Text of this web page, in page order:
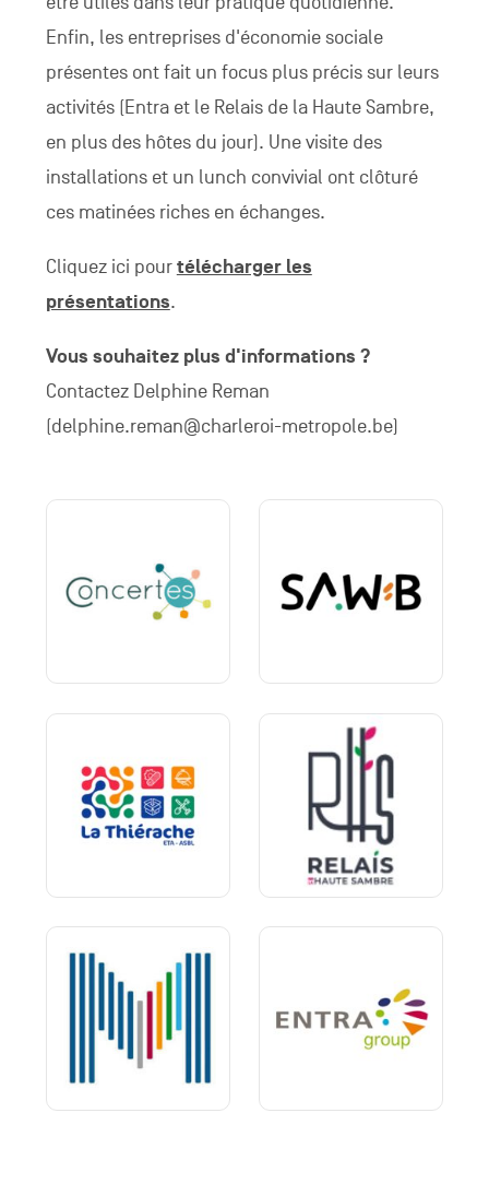
Enfin, les entreprises d'économie sociale
présentes ont fait un focus plus précis sur leurs
activités (Entra et le Relais de la Haute Sambre,
en plus des hôtes du jour). Une visite des
installations et un lunch convivial ont clôturé
ces matinées riches en échanges.
Cliquez ici pourtélécharger les
présentations.
Vous souhaitez plus d'informations ?
Contactez Delphine Reman
(delphine.reman@charleroi-metropole.be)
thiérache